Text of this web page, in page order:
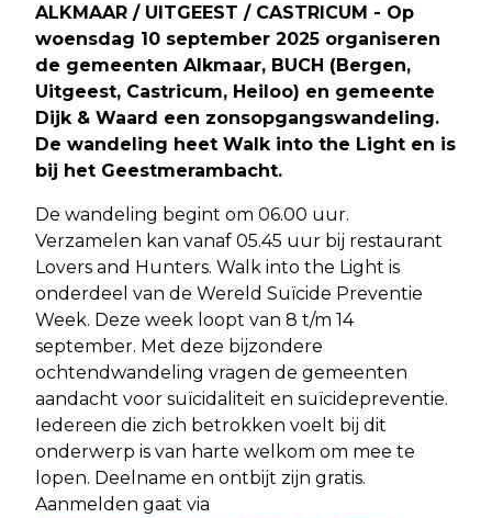
ALKMAAR / UITGEEST / CASTRICUM - Op
woensdag 10 september 2025 organiseren
de gemeenten Alkmaar, BUCH (Bergen,
Uitgeest, Castricum, Heiloo) en gemeente
Dijk & Waard een zonsopgangswandeling.
De wandeling heet Walk into the Light en is
bij het Geestmerambacht.
De wandeling begint om 06.00 uur.
Verzamelen kan vanaf 05.45 uur bij restaurant
Lovers and Hunters. Walk into the Light is
onderdeel van de Wereld Suïcide Preventie
Week. Deze week loopt van 8 t/m 14
september. Met deze bijzondere
ochtendwandeling vragen de gemeenten
aandacht voor suïcidaliteit en suïcidepreventie.
Iedereen die zich betrokken voelt bij dit
onderwerp is van harte welkom om mee te
lopen. Deelname en ontbijt zijn gratis.
Aanmelden gaat via